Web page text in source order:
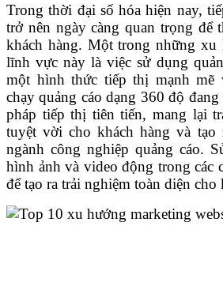
Trong thời đại số hóa hiện nay,
trở nên ngày càng quan trọng để
khách hàng. Một trong những xu
lĩnh vực này là việc sử dụng
một hình thức tiếp thị mạnh mẽ
chạy quảng cáo dạng 360 độ
pháp tiếp thị tiên tiến, mang lại
tuyệt vời cho khách hàng và
ngành công nghiệp quảng cáo.
hình ảnh và video động trong các
để tạo ra trải nghiệm toàn diện cho